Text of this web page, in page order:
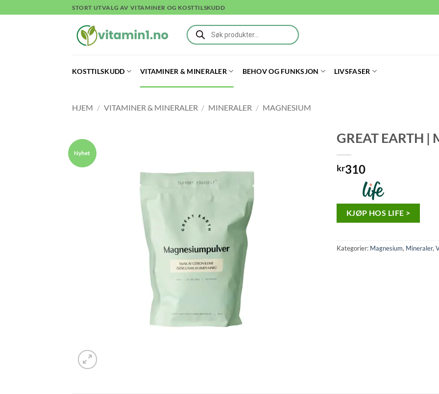
to
STORT UTVALG AV VITAMINER OG KOSTTILSKUDD
Products
search
KOSTTILSKUDD VITAMINER & MINERALER BEHOV OG FUNKSJON LIVSFASER
HJEM / VITAMINER & MINERALER / MINERALER / MAGNESIUM
GREAT EARTH
kr310
KJØP HOS LIFE >
Kategorier: Magnesium, Mineraler,